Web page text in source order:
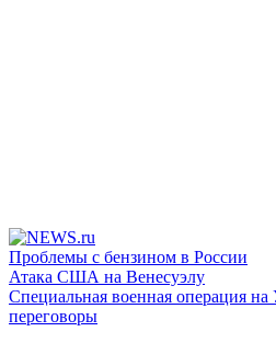
Проблемы с бензином в России
Атака США на Венесуэлу
Специальная военная операция
переговоры